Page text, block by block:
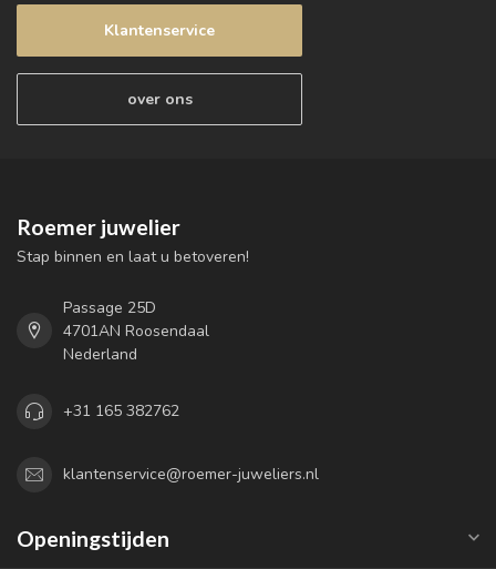
Klantenservice
over ons
Roemer juwelier
Stap binnen en laat u betoveren!
Passage 25D
4701AN Roosendaal
Nederland
+31 165 382762
klantenservice@roemer-juweliers.nl
Openingstijden